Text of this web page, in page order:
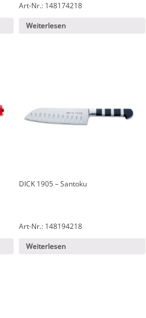
Art-Nr.: 148174218
Weiterlesen
DICK 1905 – Santoku
Art-Nr.: 148194218
Weiterlesen